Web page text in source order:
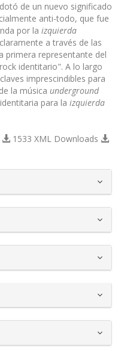
de un nuevo significado
anti-todo, que fue
por la izquierda
a través de las
primera representante del
identitario". A lo largo
imprescindibles para
la música underground
para la izquierda
1533 XML Downloads